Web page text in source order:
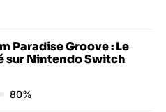
Paradise Groove : Le
sur Nintendo Switch
80%